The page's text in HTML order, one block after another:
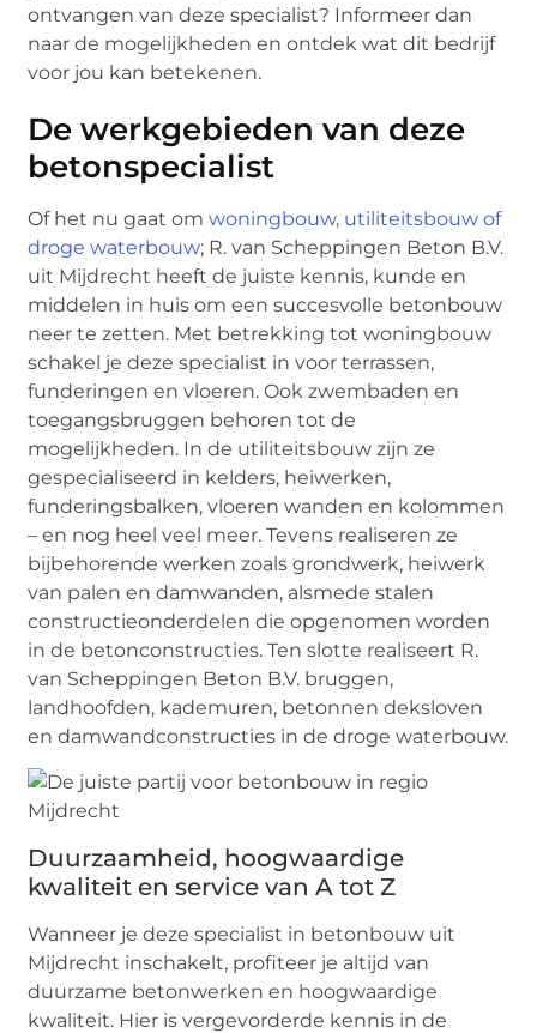
ontvangen van deze specialist? Informeer dan
naar de mogelijkheden en ontdek wat dit bedrijf
voor jou kan betekenen.
De werkgebieden van deze
betonspecialist
Of het nu gaat omwoningbouw, utiliteitsbouw of
droge waterbouw; R. van Scheppingen Beton B.V.
uit Mijdrecht heeft de juiste kennis, kunde en
middelen in huis om een succesvolle betonbouw
neer te zetten. Met betrekking tot woningbouw
schakel je deze specialist in voor terrassen,
funderingen en vloeren. Ook zwembaden en
toegangsbruggen behoren tot de
mogelijkheden. In de utiliteitsbouw zijn ze
gespecialiseerd in kelders, heiwerken,
funderingsbalken, vloeren wanden en kolommen
– en nog heel veel meer. Tevens realiseren ze
bijbehorende werken zoals grondwerk, heiwerk
van palen en damwanden, alsmede stalen
constructieonderdelen die opgenomen worden
in de betonconstructies. Ten slotte realiseert R.
van Scheppingen Beton B.V. bruggen,
landhoofden, kademuren, betonnen deksloven
en damwandconstructies in de droge waterbouw.
Duurzaamheid, hoogwaardige
kwaliteit en service van A tot Z
Wanneer je deze specialist in betonbouw uit
Mijdrecht inschakelt, profiteer je altijd van
duurzame betonwerken en hoogwaardige
kwaliteit. Hier is vergevorderde kennis in de